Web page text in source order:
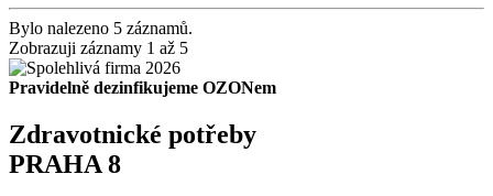
Bylo nalezeno 5 záznamů.
Zobrazuji záznamy 1 až 5
Pravidelně dezinfikujeme OZONem
Zdravotnické potřeby
PRAHA 8